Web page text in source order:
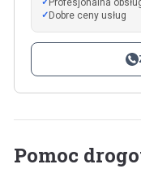
Dobre ceny usług
Pomoc